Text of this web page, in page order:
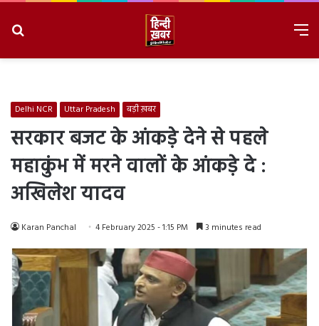
Delhi NCR Uttar Pradesh बड़ी ख़बर
सरकार बजट के आंकड़े देने से पहले
महाकुंभ में मरने वालों के आंकड़े दे :
अखिलेश यादव
Karan Panchal 4 February 2025 - 1:15 PM 3 minutes read